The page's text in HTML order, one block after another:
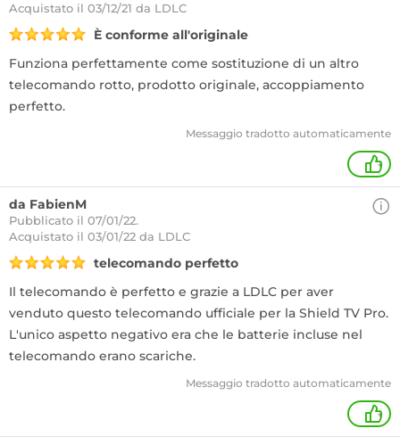
Acquistato il 03/12/21 da LDLC
È conforme all'originale
Funziona perfettamente come sostituzione di un altro
telecomando rotto, prodotto originale, accoppiamento
perfetto.
Messaggio tradotto automaticamente
+
da FabienM
Pubblicato il 07/01/22.
Acquistato il 03/01/22 da LDLC
telecomando perfetto
Il telecomando è perfetto e grazie a LDLC per aver
venduto questo telecomando ufficiale per la Shield TV Pro.
L'unico aspetto negativo era che le batterie incluse nel
telecomando erano scariche.
Messaggio tradotto automaticamente
+